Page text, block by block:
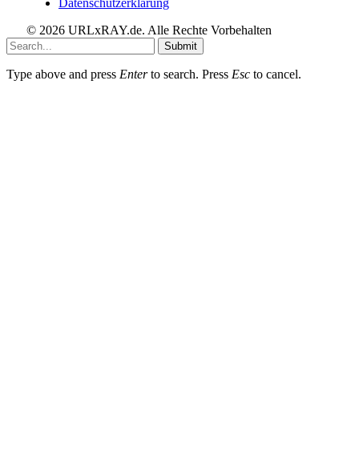
Datenschutzerklärung
© 2026 URLxRAY.de. Alle Rechte Vorbehalten
Submit
Type above and press Enterto search. Press Esc to cancel.